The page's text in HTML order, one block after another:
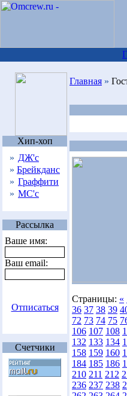
Хип-хоп
» ДЖ'с
» Брейкданс
» Граффити
» МС'с
Рассылка
Ваше имя:
Ваш email:
Отписаться
Счетчики
Главная »
Страницы: «
36 37 38 39
72 73 74 75
106 107 108
132 133 134
158 159 160
184 185 186
210 211 212
236 237 238